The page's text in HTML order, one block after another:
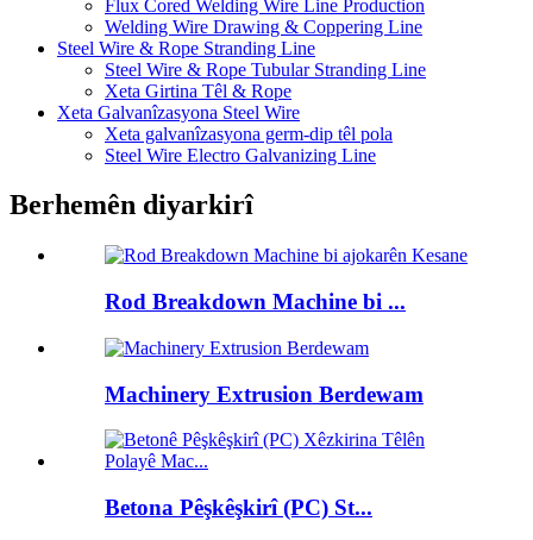
Flux Cored Welding Wire Line Production
Welding Wire Drawing & Coppering Line
Steel Wire & Rope Stranding Line
Steel Wire & Rope Tubular Stranding Line
Xeta Girtina Têl & Rope
Xeta Galvanîzasyona Steel Wire
Xeta galvanîzasyona germ-dip têl pola
Steel Wire Electro Galvanizing Line
Berhemên diyarkirî
Rod Breakdown Machine bi ...
Machinery Extrusion Berdewam
Betona Pêşkêşkirî (PC) St...